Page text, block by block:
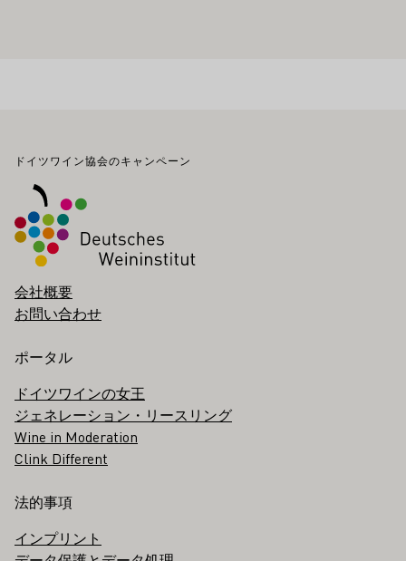
フッター
ドイツワイン協会のキャンペーン
会社概要
お問い合わせ
ポータル
ドイツワインの女王
ジェネレーション・リースリング
Wine in Moderation
Clink Different
法的事項
インプリント